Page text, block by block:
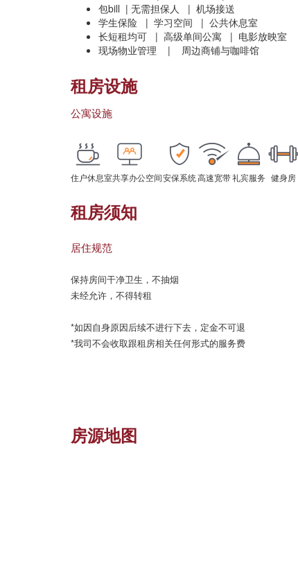
包bill | 无需担保人 | 机场接送
学生保险 | 学习空间 | 公共休息室
长短租均可 | 高级单间公寓 | 电影放映室
现场物业管理 | 周边商铺与咖啡馆
租房设施
公寓设施
住户休息室共享办公空间安保系统高速宽带礼宾服务 健身房
租房须知
居住规范
保持房间干净卫生，不抽烟
未经允许，不得转租
*如因自身原因后续不进行下去，定金不可退
*我司不会收取跟租房相关任何形式的服务费
房源地图